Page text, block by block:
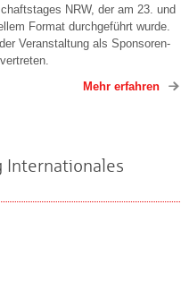
NRW, der am 23. und
Format durchgeführt wurde.
Veranstaltung als Sponsoren-
Mehr erfahren
Internationales